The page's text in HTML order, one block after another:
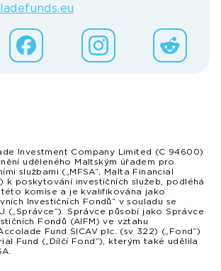
Investment Company Limited (C 94600)
uděleného Maltským úřadem pro
službami („MFSA“, Malta Financial
k poskytování investičních služeb, podléhá
komise a je kvalifikována jako
Investičních Fondů“ v souladu se
(„Správce“). Správce působí jako Správce
Fondů (AIFM) ve vztahu
Fund SICAV plc. (sv 322) („Fond“)
Fund („Dílčí Fond“), kterým také udělila